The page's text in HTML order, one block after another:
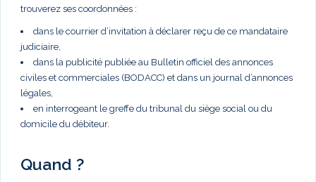
trouverez ses coordonnées :
dans le courrier d’invitation à déclarer reçu de ce mandataire
judiciaire,
dans la publicité publiée au Bulletin officiel des annonces
civiles et commerciales (BODACC) et dans un journal d’annonces
légales,
en interrogeant le greffe du tribunal du siège social ou du
domicile du débiteur.
Quand ?